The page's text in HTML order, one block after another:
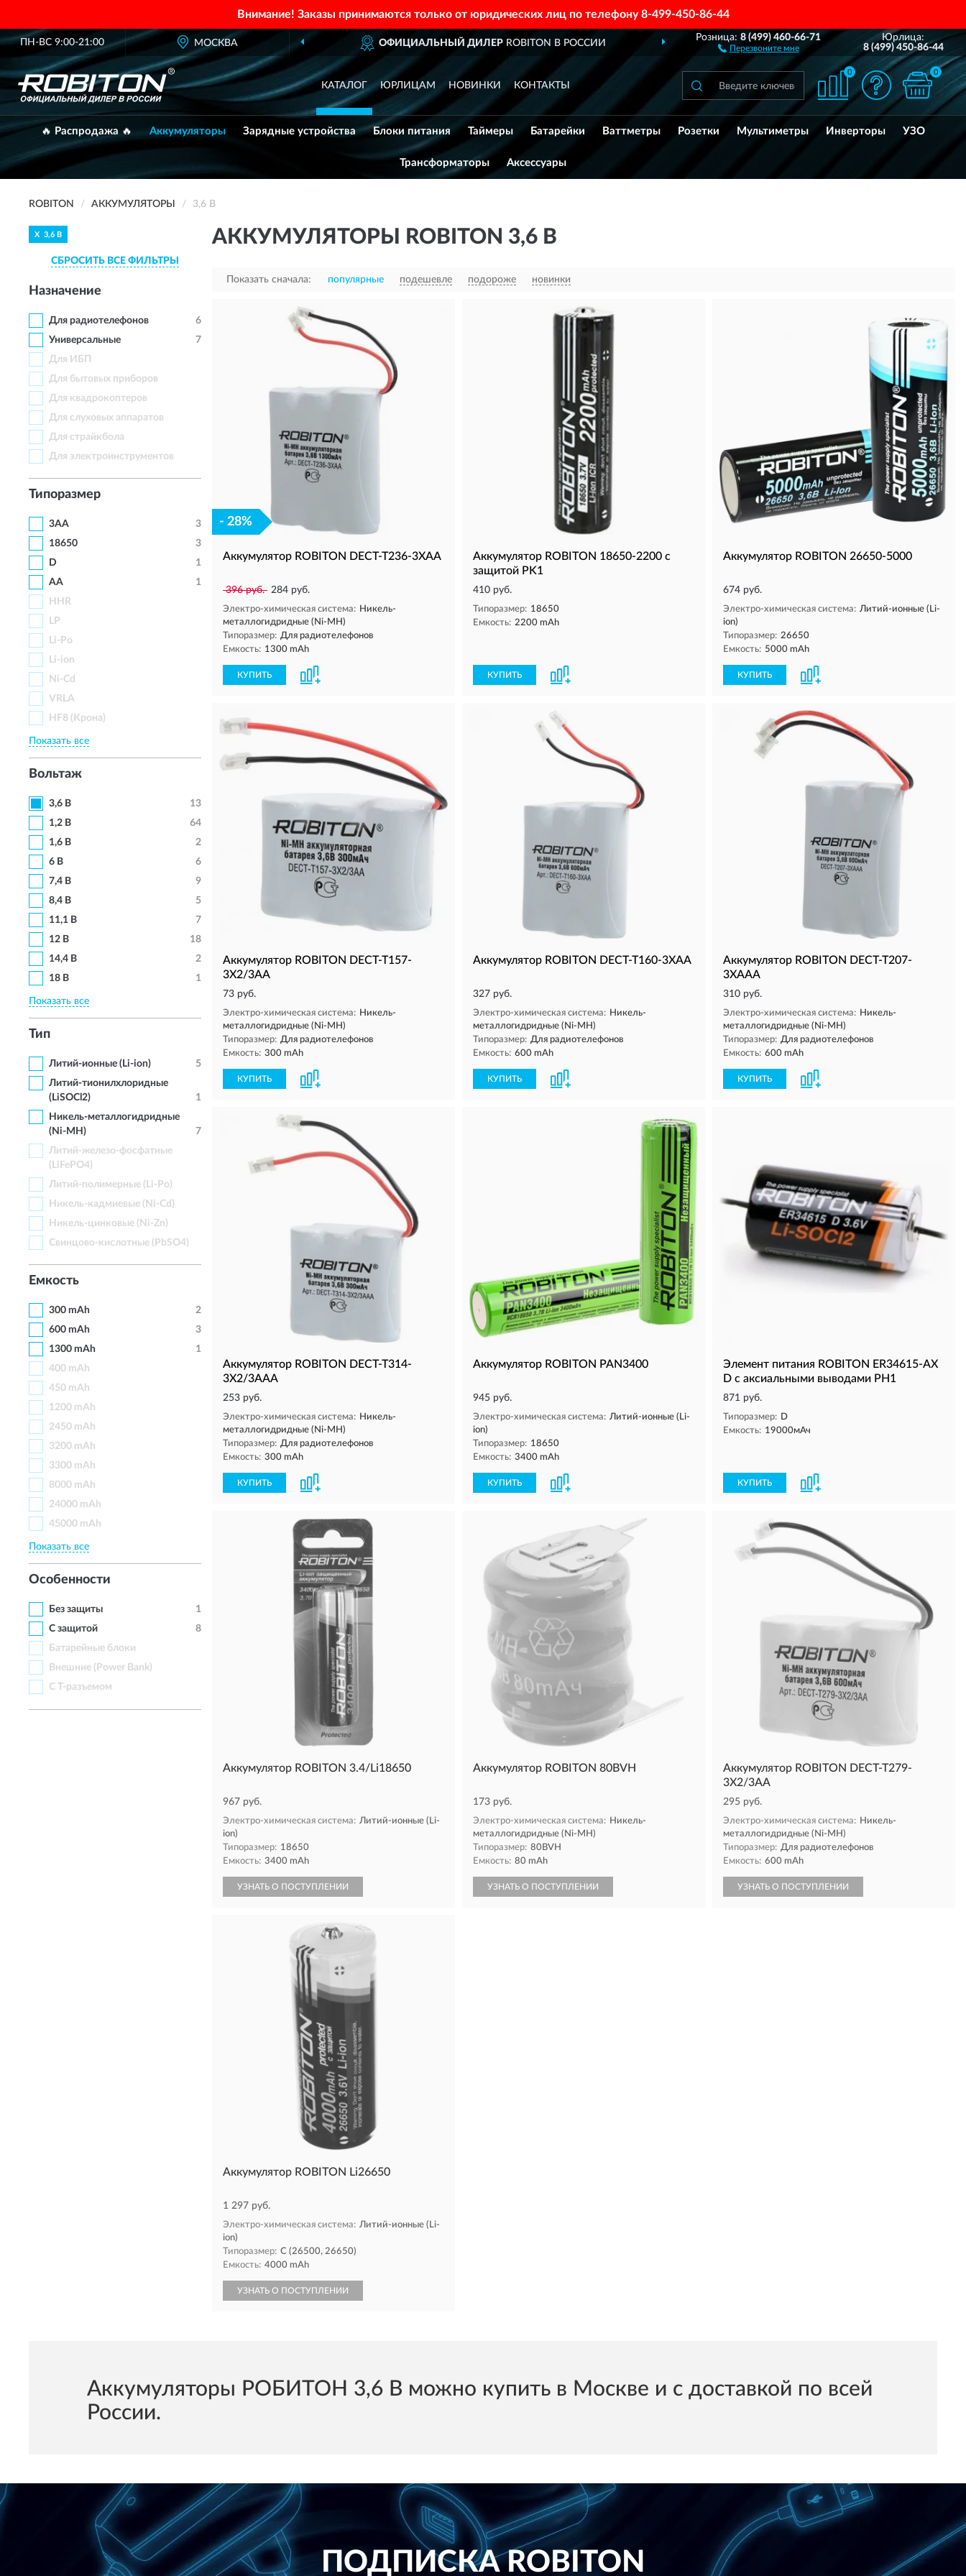
Внимание! Заказы принимаются только от юридических лиц по телефону8-499-450-86-44
ПН-ВС 9:00-21:00 МОСКВА ОФИЦИАЛЬНЫЙ ДИЛЕРROBITON В РОССИИ ДОСТАВИМПО ВСЕЙ РОССИИ
Розница:8 (499) 460-66-71
Перезвоните мне
Юрлица:
8 (499) 450-86-44
КАТАЛОГ ЮРЛИЦАМ НОВИНКИ КОНТАКТЫ
0 0
🔥 Распродажа 🔥 Аккумуляторы Зарядные устройства Блоки питания Таймеры Батарейки Ваттметры Розетки Мультиметры Инверторы УЗО
Трансформаторы Аксессуары
ROBITON АККУМУЛЯТОРЫ 3,6 В
X 3,6 В
СБРОСИТЬ ВСЕ ФИЛЬТРЫ
Назначение
Для радиотелефонов
6
Универсальные
7
Для ИБП
Для бытовых приборов
Для квадрокоптеров
Для слуховых аппаратов
Для страйкбола
Для электроинструментов
Типоразмер
3AA
3
18650
3
D
1
АА
1
HHR
LP
Li-Po
Li-ion
Ni-Cd
VRLA
НF8 (Крона)
Показать все
Вольтаж
3,6 В
13
1,2 В
64
1,6 В
2
6 В
6
7,4 В
9
8,4 В
5
11,1 В
7
12 В
18
14,4 В
2
18 В
1
Показать все
Тип
Литий-ионные (Li-ion)
5
Литий-тионилхлоридные
(LiSOCl2)
1
Никель-металлогидридные
(Ni-MH)
7
Литий-железо-фосфатные
(LiFePO4)
Литий-полимерные (Li-Po)
Никель-кадмиевые (Ni-Cd)
Никель-цинковые (Ni-Zn)
Свинцово-кислотные (PbSO4)
Емкость
300 mAh
2
600 mAh
3
1300 mAh
1
400 mAh
450 mAh
1200 mAh
2450 mAh
3200 mAh
3300 mAh
8000 mAh
24000 mAh
45000 mAh
Показать все
Особенности
Без защиты
1
С защитой
8
Батарейные блоки
Внешние (Power Bank)
С Т-разъемом
АККУМУЛЯТОРЫ ROBITON 3,6 В
Показать сначала: популярные подешевле подороже новинки
- 28%
Аккумулятор ROBITON DECT-T236-3XAA
396 руб. 284 руб.
Электро-химическая система: Никель-
металлогидридные (Ni-MH)
Типоразмер: Для радиотелефонов
Емкость: 1300 mAh
КУПИТЬ
Аккумулятор ROBITON 18650-2200 с
защитой PK1
410 руб.
Типоразмер: 18650
Емкость: 2200 mAh
КУПИТЬ
Аккумулятор ROBITON 26650-5000
674 руб.
Электро-химическая система: Литий-ионные (Li-
ion)
Типоразмер: 26650
Емкость: 5000 mAh
КУПИТЬ
Аккумулятор ROBITON DECT-T157-
3X2/3AA
73 руб.
Электро-химическая система: Никель-
металлогидридные (Ni-MH)
Типоразмер: Для радиотелефонов
Емкость: 300 mAh
КУПИТЬ
Аккумулятор ROBITON DECT-T160-3XAA
327 руб.
Электро-химическая система: Никель-
металлогидридные (Ni-MH)
Типоразмер: Для радиотелефонов
Емкость: 600 mAh
КУПИТЬ
Аккумулятор ROBITON DECT-T207-
3XAAA
310 руб.
Электро-химическая система: Никель-
металлогидридные (Ni-MH)
Типоразмер: Для радиотелефонов
Емкость: 600 mAh
КУПИТЬ
Аккумулятор ROBITON DECT-T314-
3X2/3AAA
253 руб.
Электро-химическая система: Никель-
металлогидридные (Ni-MH)
Типоразмер: Для радиотелефонов
Емкость: 300 mAh
КУПИТЬ
Аккумулятор ROBITON PAN3400
945 руб.
Электро-химическая система: Литий-ионные (Li-
ion)
Типоразмер: 18650
Емкость: 3400 mAh
КУПИТЬ
Элемент питания ROBITON ER34615-AX
D с аксиальными выводами PH1
871 руб.
Типоразмер: D
Емкость: 19000мАч
КУПИТЬ
Аккумулятор ROBITON 3.4/Li18650
967 руб.
Электро-химическая система: Литий-ионные (Li-
ion)
Типоразмер: 18650
Емкость: 3400 mAh
УЗНАТЬ О ПОСТУПЛЕНИИ
Аккумулятор ROBITON 80BVH
173 руб.
Электро-химическая система: Никель-
металлогидридные (Ni-MH)
Типоразмер: 80BVH
Емкость: 80 mAh
УЗНАТЬ О ПОСТУПЛЕНИИ
Аккумулятор ROBITON DECT-T279-
3X2/3AA
295 руб.
Электро-химическая система: Никель-
металлогидридные (Ni-MH)
Типоразмер: Для радиотелефонов
Емкость: 600 mAh
УЗНАТЬ О ПОСТУПЛЕНИИ
Аккумулятор ROBITON Li26650
1 297 руб.
Электро-химическая система: Литий-ионные (Li-
ion)
Типоразмер: C (26500, 26650)
Емкость: 4000 mAh
УЗНАТЬ О ПОСТУПЛЕНИИ
Аккумуляторы РОБИТОН 3,6 В можно купить в Москве и с доставкой по всей
России.
ПОДПИСКАROBITON